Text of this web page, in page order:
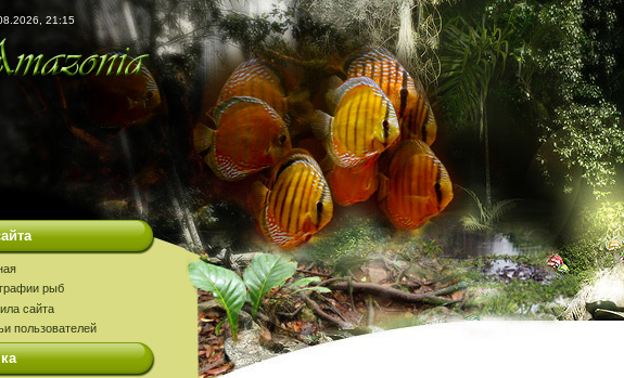
21:15
рыб
сайта
пользователей